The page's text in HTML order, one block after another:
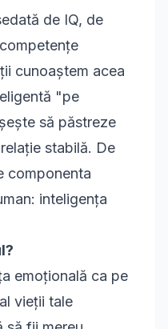
de IQ, de
cunoaștem acea
"pe
să păstreze
stabilă. De
componenta
inteligența
emoțională ca pe
vieții tale